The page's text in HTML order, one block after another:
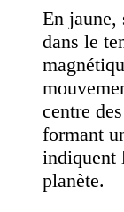
En jaune,
dans le
centre
formant
indiquent
planète.